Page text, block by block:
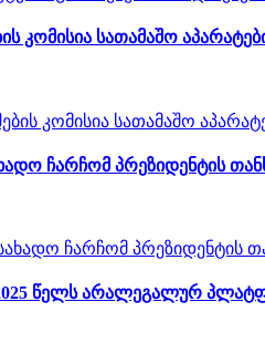
კომისია სათამაშო
ჩარჩომ პრეზიდენტის
წელს არალეგალურ